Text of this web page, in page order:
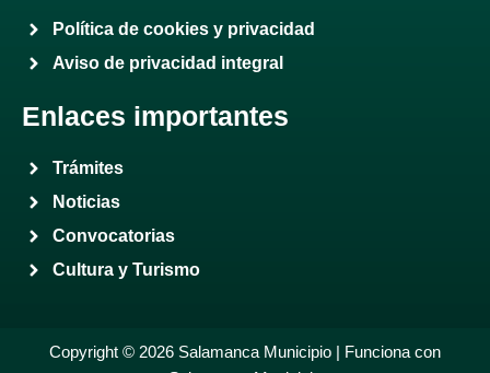
e
b
o
o
i
t
t
r
u
b
e
a
g
r
t
o
k
Política de cookies y privacidad
Aviso de privacidad integral
Enlaces importantes
Trámites
Noticias
Convocatorias
Cultura y Turismo
Copyright © 2026 Salamanca Municipio | Funciona con